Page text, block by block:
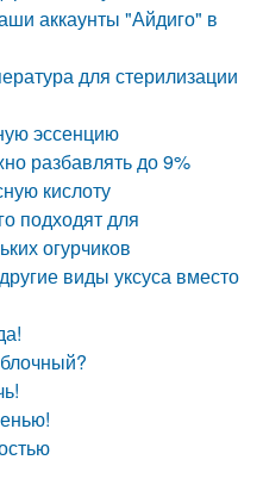
аккаунты "Айдиго" в
для стерилизации
эссенцию
разбавлять до 9%
кислоту
подходят для
огурчиков
виды уксуса вместо